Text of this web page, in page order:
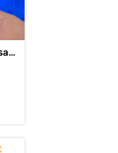
Francesco Fasano